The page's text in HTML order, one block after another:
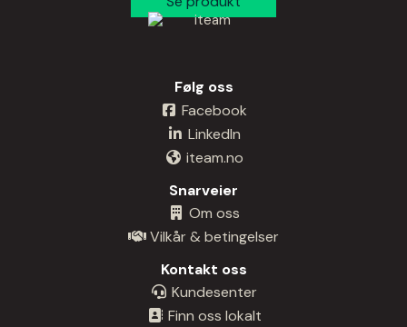
Følg oss
Facebook
LinkedIn
iteam.no
Snarveier
Om oss
Vilkår & betingelser
Kontakt oss
Kundesenter
Finn oss lokalt